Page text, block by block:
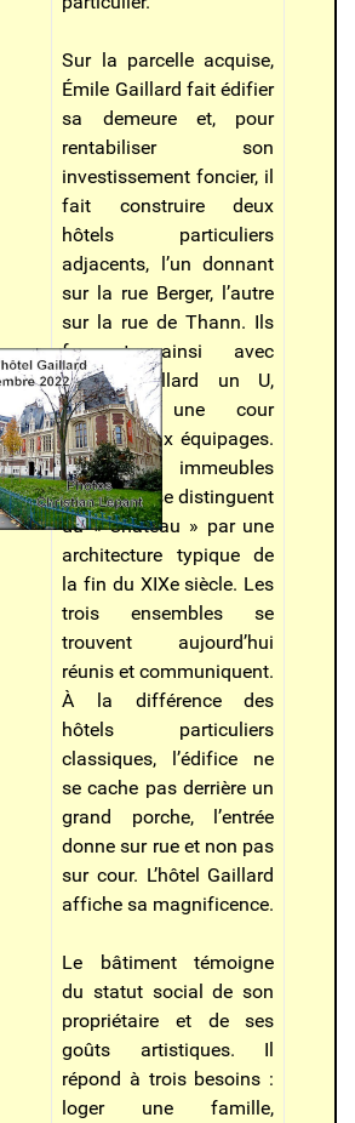
Sur la parcelle acquise,
Émile Gaillard fait édifier
sa demeure et, pour
rentabiliser son
investissement foncier, il
fait construire deux
hôtels particuliers
adjacents, l’un donnant
sur la rue Berger, l’autre
sur la rue de Thann. Ils
forment ainsi avec
l’hôtel Gaillard un U,
enserrant une cour
destinée aux équipages.
Ces beaux immeubles
de rapport se distinguent
du « Château » par une
architecture typique de
la fin du XIXe siècle. Les
trois ensembles se
trouvent aujourd’hui
réunis et communiquent.
À la différence des
hôtels particuliers
classiques, l’édifice ne
se cache pas derrière un
grand porche, l’entrée
donne sur rue et non pas
sur cour. L’hôtel Gaillard
affiche sa magnificence.
Le bâtiment témoigne
du statut social de son
propriétaire et de ses
goûts artistiques. Il
répond à trois besoins :
loger une famille,